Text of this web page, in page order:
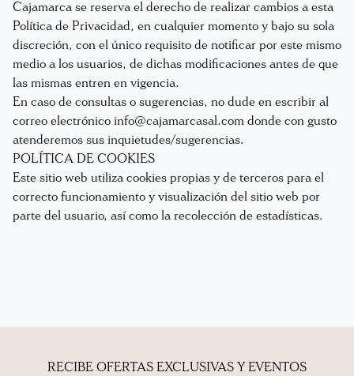
Cajamarca se reserva el derecho de realizar cambios a esta
Política de Privacidad, en cualquier momento y bajo su sola
discreción, con el único requisito de notificar por este mismo
medio a los usuarios, de dichas modificaciones antes de que
las mismas entren en vigencia.
En caso de consultas o sugerencias, no dude en escribir al
correo electrónico info@cajamarcasal.com donde con gusto
atenderemos sus inquietudes/sugerencias.
POLÍTICA DE COOKIES
Este sitio web utiliza cookies propias y de terceros para el
correcto funcionamiento y visualización del sitio web por
parte del usuario, así como la recolección de estadísticas.
RECIBE OFERTAS EXCLUSIVAS Y EVENTOS